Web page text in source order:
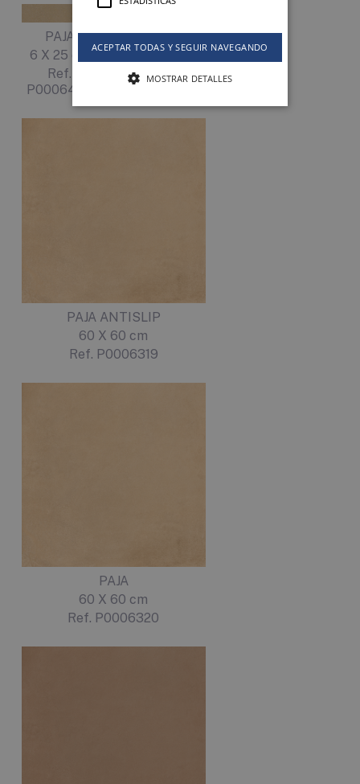
PAJA
6 X 25 cm
Ref.
P0006476
BARRO
6 X 25 cm
Ref.
PAJA ANTISLIP
60 X 60 cm
Ref. P0006319
PAJA
60 X 60 cm
Ref. P0006320
ACEPTAR TODAS Y SEGUIR NAVEGANDO
MOSTRAR DETALLES